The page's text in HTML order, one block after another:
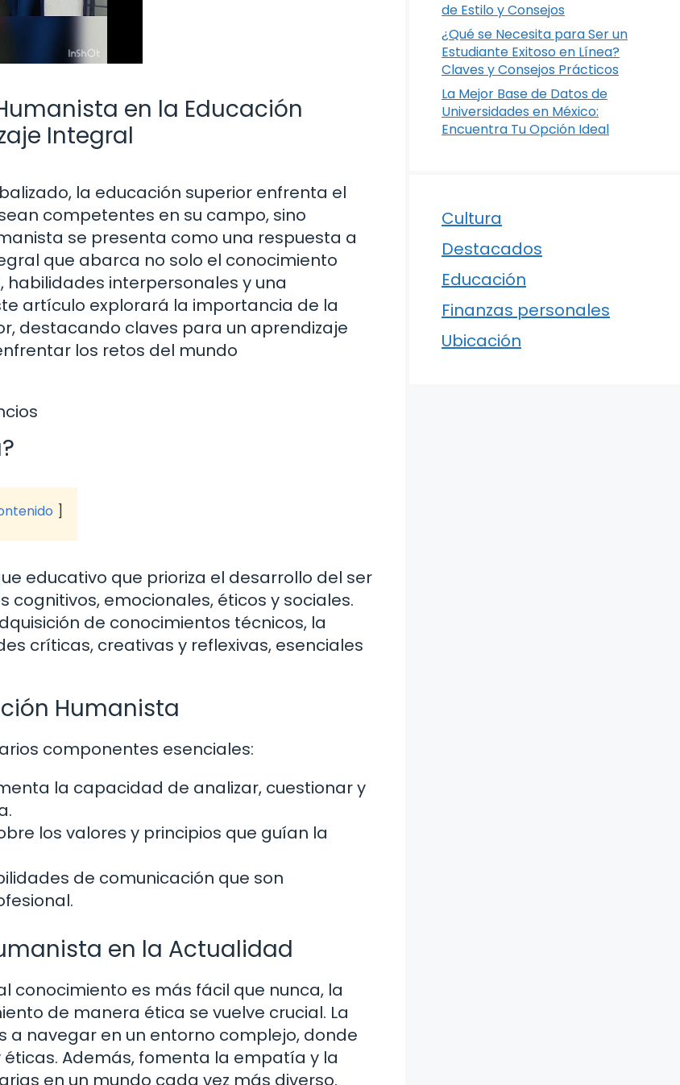
en la Educación
Integral
la educación superior enfrenta el
competentes en su campo, sino
se presenta como una respuesta a
que abarca no solo el conocimiento
interpersonales y una
artículo explorará la importancia de la
destacando claves para un aprendizaje
los retos del mundo
educativo que prioriza el desarrollo del ser
emocionales, éticos y sociales.
de conocimientos técnicos, la
críticas, creativas y reflexivas, esenciales
Humanista
componentes esenciales:
la capacidad de analizar, cuestionar y
los valores y principios que guían la
de comunicación que son
en la Actualidad
conocimiento es más fácil que nunca, la
de manera ética se vuelve crucial. La
navegar en un entorno complejo, donde
Además, fomenta la empatía y la
en un mundo cada vez más diverso.
de Estilo y Consejos
¿Qué se Necesita para Ser un
Estudiante Exitoso en Línea?
Claves y Consejos Prácticos
La Mejor Base de Datos de
Universidades en México:
Encuentra Tu Opción Ideal
Cultura
Destacados
Educación
Finanzas personales
Ubicación